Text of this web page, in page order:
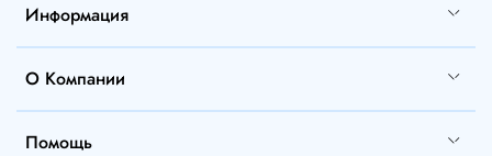
Информация
О Компании
Помощь